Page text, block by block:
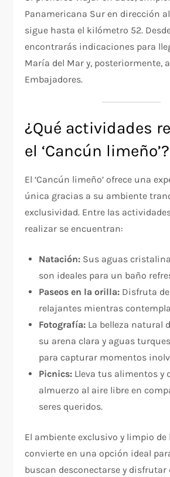
Panamericana Sur en dirección
sigue hasta el kilómetro 52.
encontrarás indicaciones para
María del Mar y, posteriormente,
Embajadores.
¿Qué actividades
el ‘Cancún limeño’?
El ‘Cancún limeño’ ofrece una
única gracias a su ambiente
exclusividad. Entre las
realizar se encuentran:
Natación: Sus aguas
son ideales para un baño
Paseos en la orilla: Disfruta
relajantes mientras
Fotografía: La belleza natural
su arena clara y aguas
para capturar momentos
Picnics: Lleva tus alimentos y
almuerzo al aire libre en
seres queridos.
El ambiente exclusivo y limpio de
convierte en una opción ideal
buscan desconectarse y disfrutar